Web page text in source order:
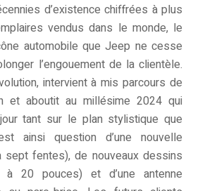
d’existence chiffrées à plus
vendus dans le monde, le
automobile que Jeep ne cesse
l’engouement de la clientèle.
intervient à mis parcours de
et aboutit au millésime 2024 qui
tant sur le plan stylistique que
ainsi question d’une nouvelle
sept fentes), de nouveaux dessins
20 pouces) et d’une antenne